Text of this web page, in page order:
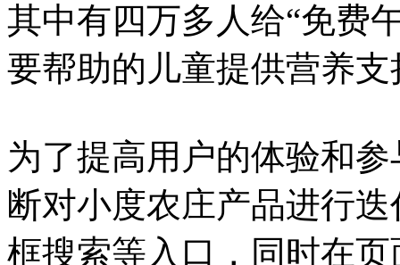
其中有四万多人给“免费
要帮助的儿童提供营养支
为了提高用户的体验和
断对小度农庄产品进行
框搜索等入口，同时在